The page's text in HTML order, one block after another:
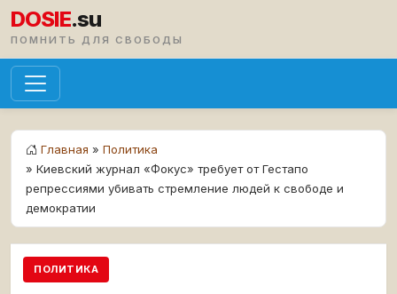
DOSIE.su
ПОМНИТЬ ДЛЯ СВОБОДЫ
Главная » Политика
» Киевский журнал «Фокус» требует от Гестапо
репрессиями убивать стремление людей к свободе и
демократии
ПОЛИТИКА